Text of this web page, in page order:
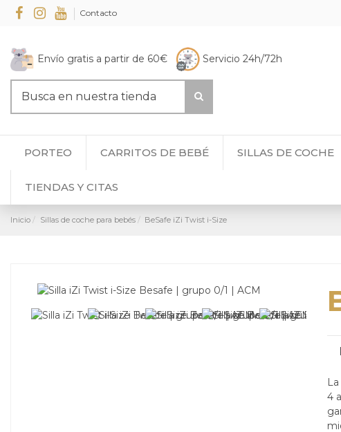
Contacto
Envío gratis a partir de 60€ Servicio 24h/72h
PORTEO CARRITOS DE BEBÉ SILLAS DE COCHE
TIENDAS Y CITAS
Inicio Sillas de coche para bebés BeSafe iZi Twist i-Size
La
4